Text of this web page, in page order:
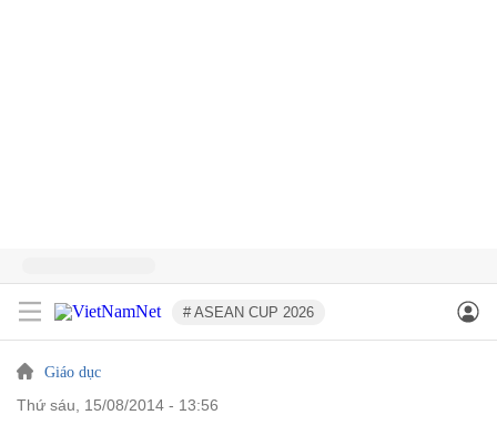
# ASEAN CUP 2026
Giáo dục
thứ sáu, 15/08/2014 - 13:56